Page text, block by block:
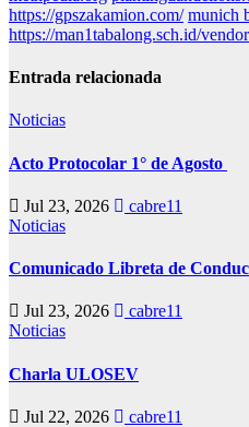
https://gpszakamion.com/ munich
https://man1tabalong.sch.id/
Entrada relacionada
Noticias
Acto Protocolar 1° de Agosto
Jul 23, 2026
cabre11
Noticias
Comunicado Libreta de
Jul 23, 2026
cabre11
Noticias
Charla ULOSEV
Jul 22, 2026 cabre11